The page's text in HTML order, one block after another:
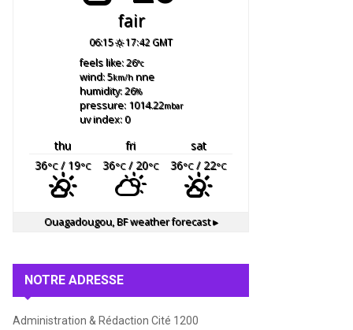
fair
06:15 17:42 GMT
feels like: 26°c
wind: 5km/hnne
humidity: 26%
pressure: 1014.22mbar
uv index: 0
thu fri
sat
36°C/ 19°C 36°C/ 20°C 36°C/ 22°C
Ouagadougou, BFweather forecast ▸
NOTRE ADRESSE
Administration & Rédaction Cité 1200